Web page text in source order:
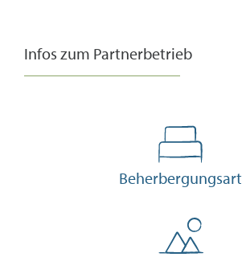
Infos zum Partnerbetrieb
Beherbergungsart